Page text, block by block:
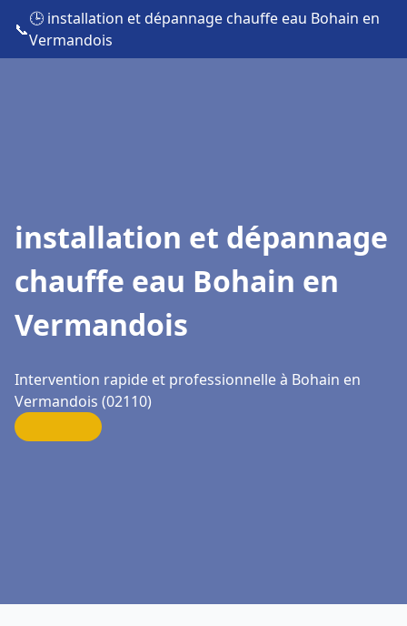
📞
🕒 installation et dépannage chauffe eau Bohain en
Vermandois
installation et dépannage
chauffe eau Bohain en
Vermandois
Intervention rapide et professionnelle à Bohain en
Vermandois (02110)